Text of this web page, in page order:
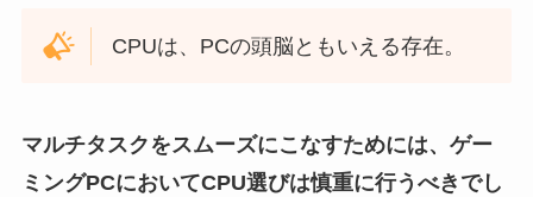
CPUは、PCの頭脳ともいえる存在。
マルチタスクをスムーズにこなすためには、ゲー
ミングPCにおいてCPU選びは慎重に行うべきでし